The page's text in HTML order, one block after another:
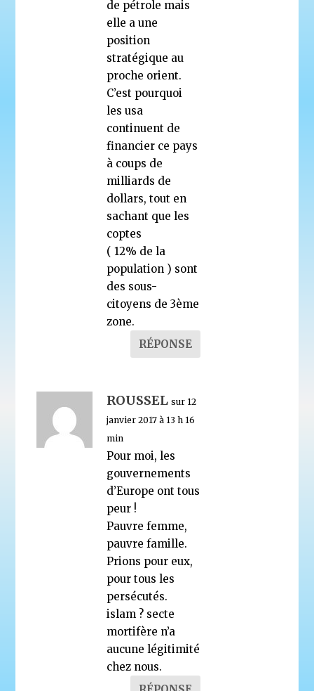
de pétrole mais
elle a une
position
stratégique au
proche orient.
C’est pourquoi
les usa
continuent de
financier ce pays
à coups de
milliards de
dollars, tout en
sachant que les
coptes
( 12% de la
population ) sont
des sous-
citoyens de 3ème
zone.
RÉPONSE
ROUSSEL sur 12
janvier 2017 à 13 h 16
min
Pour moi, les
gouvernements
d’Europe ont tous
peur !
Pauvre femme,
pauvre famille.
Prions pour eux,
pour tous les
persécutés.
islam ? secte
mortifère n’a
aucune légitimité
chez nous.